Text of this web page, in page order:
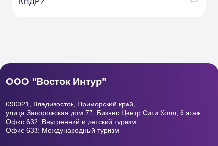
ООО "Восток Интур"
690021, Владивосток, Приморский край,
улица Запорожская дом 77, Бизнес Центр Сити Холл, 6 этаж
Офис 632: Внутренний и детский туризм
Офис 633: Международный туризм